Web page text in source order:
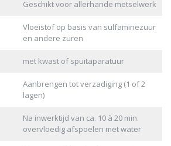
Geschikt voor allerhande metselwerk
Vloeistof op basis van sulfaminezuur
en andere zuren
met kwast of spuitaparatuur
Aanbrengen tot verzadiging (1 of 2
lagen)
Na inwerktijd van ca. 10 à 20 min.
overvloedig afspoelen met water